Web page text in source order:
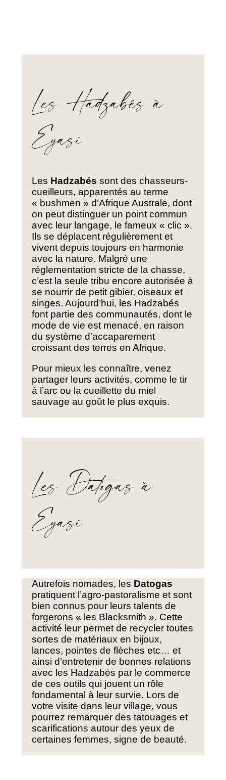
Les Hadzabés à
Eyasi
Les Hadzabés sont des chasseurs-
cueilleurs, apparentés au terme
« bushmen » d’Afrique Australe, dont
on peut distinguer un point commun
avec leur langage, le fameux « clic ».
Ils se déplacent régulièrement et
vivent depuis toujours en harmonie
avec la nature. Malgré une
réglementation stricte de la chasse,
c’est la seule tribu encore autorisée à
se nourrir de petit gibier, oiseaux et
singes. Aujourd’hui, les Hadzabés
font partie des communautés, dont le
mode de vie est menacé, en raison
du système d’accaparement
croissant des terres en Afrique.
Pour mieux les connaître, venez
partager leurs activités, comme le tir
à l’arc ou la cueillette du miel
sauvage au goût le plus exquis.
Les Datogas à
Eyasi
Autrefois nomades, les Datogas
pratiquent l’agro-pastoralisme et sont
bien connus pour leurs talents de
forgerons « les Blacksmith ». Cette
activité leur permet de recycler toutes
sortes de matériaux en bijoux,
lances, pointes de flèches etc… et
ainsi d’entretenir de bonnes relations
avec les Hadzabés par le commerce
de ces outils qui jouent un rôle
fondamental à leur survie. Lors de
votre visite dans leur village, vous
pourrez remarquer des tatouages et
scarifications autour des yeux de
certaines femmes, signe de beauté.